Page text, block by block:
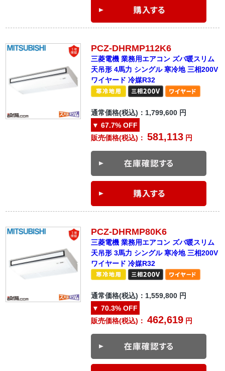
PCZ-DHRMP112K6
三菱電機 業務用エアコン ズバ暖スリム
天吊形 4馬力 シングル 寒冷地 三相200V
ワイヤード 冷媒R32
通常価格(税込)： 1,799,600 円
▼ 67.7% OFF
販売価格(税込)：581,113 円
PCZ-DHRMP80K6
三菱電機 業務用エアコン ズバ暖スリム
天吊形 3馬力 シングル 寒冷地 三相200V
ワイヤード 冷媒R32
通常価格(税込)： 1,559,800 円
▼ 70.3% OFF
販売価格(税込)：462,619 円